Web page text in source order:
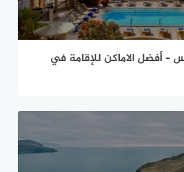
أفضل الاماكن للإقامة في